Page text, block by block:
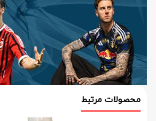
محصولات مرتبط